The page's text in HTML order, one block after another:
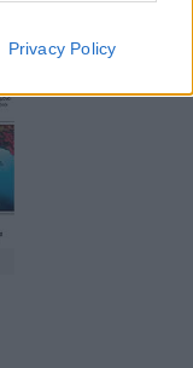
Privacy Policy